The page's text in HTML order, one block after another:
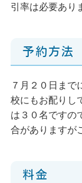
引率は必要あり
予約方法
７月２０日まで
校にもお配りし
は３０名ですの
合がありますが
料金